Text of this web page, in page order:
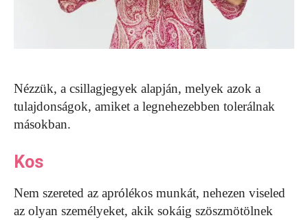
Nézzük, a csillagjegyek alapján, melyek azok a
tulajdonságok, amiket a legnehezebben tolerálnak
másokban.
Kos
Nem szereted az aprólékos munkát, nehezen viseled
az olyan személyeket, akik sokáig szöszmötölnek